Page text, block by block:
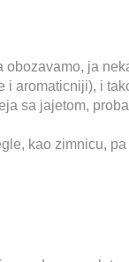
obozavamo, ja
i aromaticniji), i
sa jajetom,
kao zimnicu,